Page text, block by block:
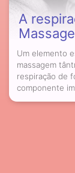
A
Um elemento
massagem
respiração de
componente